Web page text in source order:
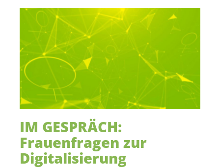
IM GESPRÄCH:
Frauenfragen zur
Digitalisierung